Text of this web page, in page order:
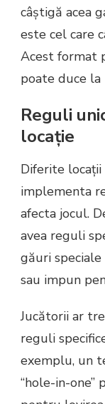
câștigă acea
este cel care
Acest format
poate duce
Reguli
locație
Diferite
implementa
afecta jocul.
avea reguli
găuri
sau impun
Jucătorii ar
reguli
exemplu, un
“hole-in-one”